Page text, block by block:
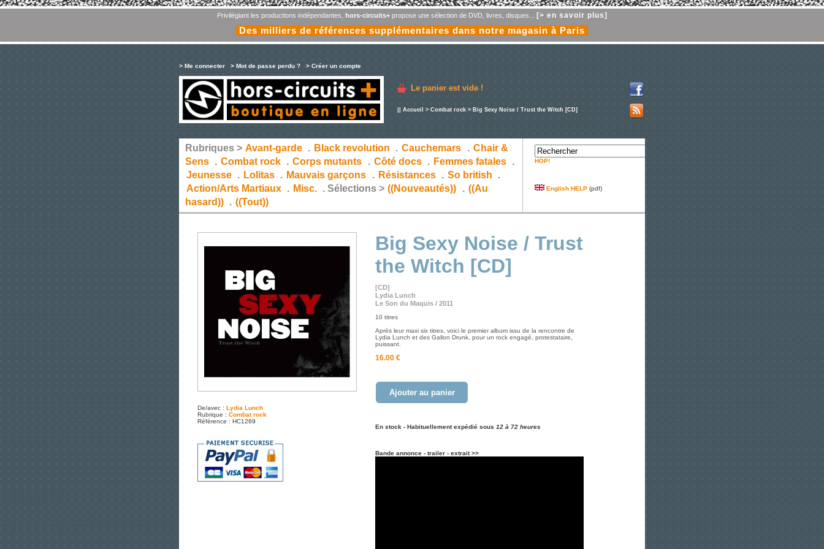
Privilégiant les productions indépendantes, hors-circuits+propose une sélection de DVD, livres, disques... [> en savoir plus]
Des milliers de références supplémentaires dans notre magasin à Paris
> Me connecter > Mot de passe perdu ? > Créer un compte
Le panier est vide !
Accueil > Combat rock > Big Sexy Noise / Trust the Witch [CD]
Rubriques > Avant-garde . Black revolution . Cauchemars . Chair &
Sens . Combat rock . Corps mutants . Côté docs . Femmes fatales
.
Jeunesse . Lolitas . Mauvais garçons . Résistances . So british
.
Action/Arts Martiaux . Misc. .Sélections > ((Nouveautés)) . ((Au
hasard)) . ((Tout))
HOP!
English HELP (pdf)
De/avec : Lydia Lunch
Rubrique : Combat rock
Référence : HC1269
Big Sexy Noise / Trust
the Witch [CD]
[CD]
Lydia Lunch
Le Son du Maquis / 2011
10 titres
Après leur maxi six titres, voici le premier album issu de la rencontre de
Lydia Lunch et des Gallon Drunk, pour un rock engagé, protestataire,
puissant.
16.00 €
Ajouter au panier
En stock - Habituellement expédié sous 12 à 72 heures
Bande annonce - trailer - extrait >>